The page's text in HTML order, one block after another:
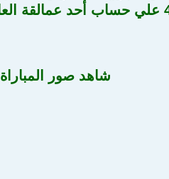
شاهد صور المباراة